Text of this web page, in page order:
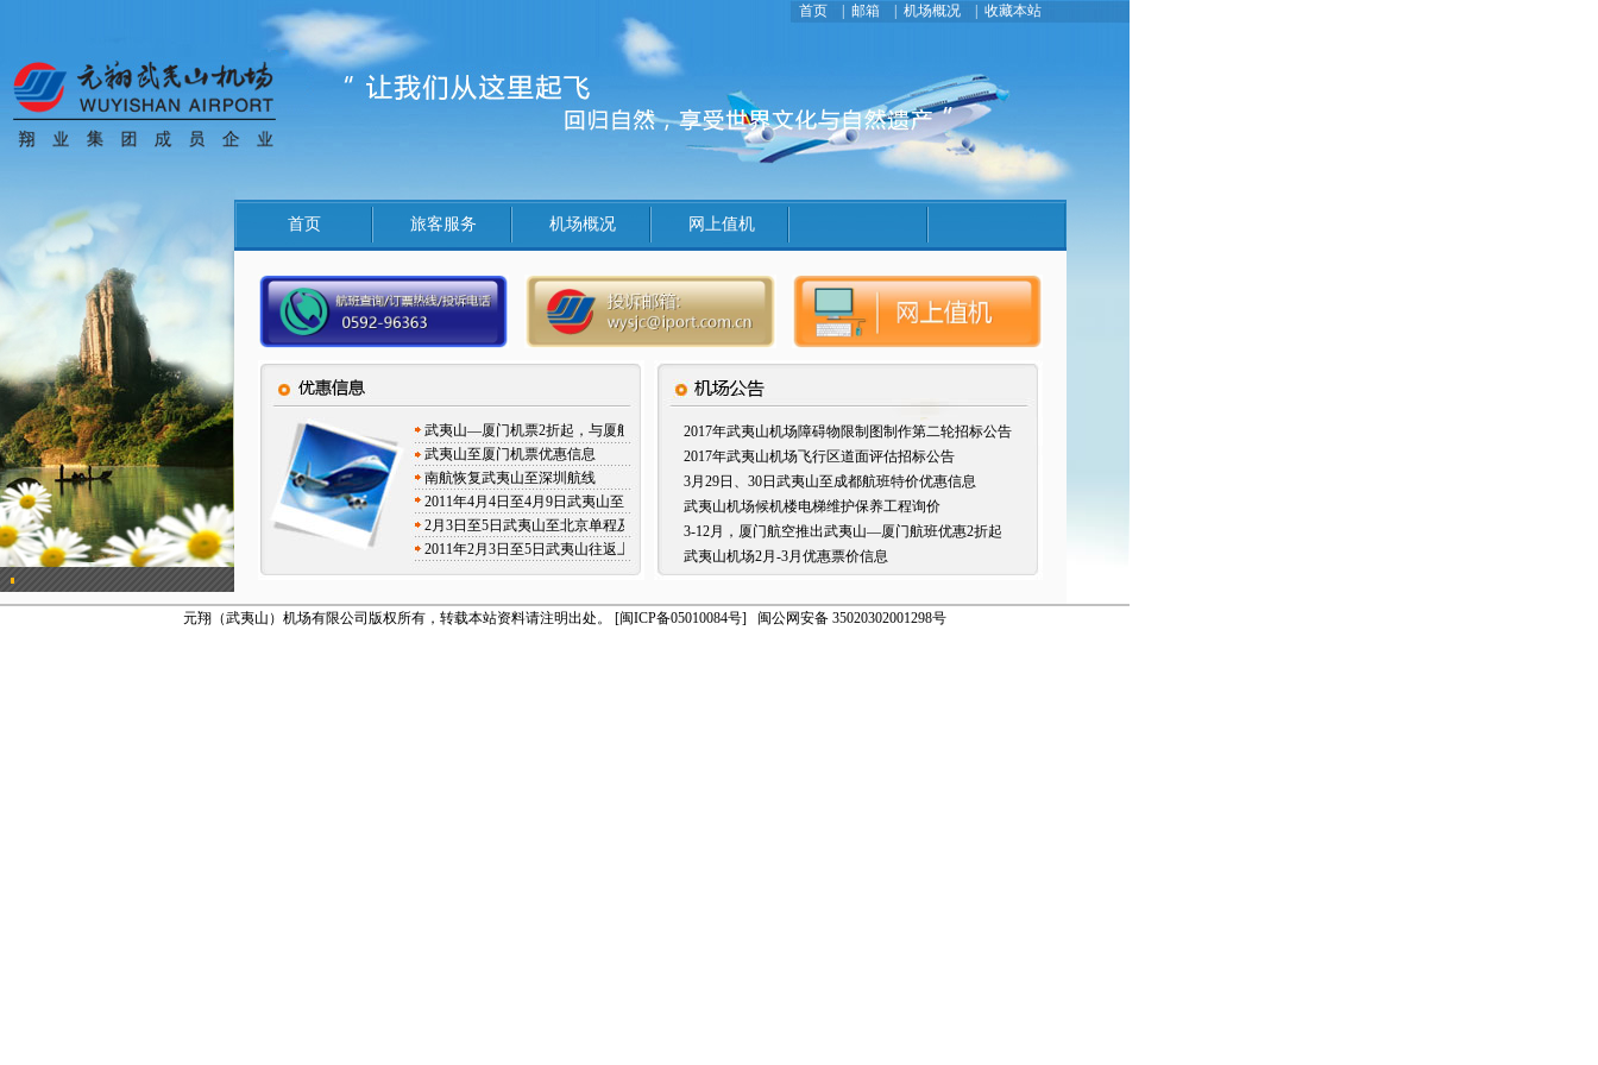
首页 邮箱 机场概况 收藏本站
首页 旅客服务 机场概况 网上值机
武夷山—厦门机票2折起，与厦航相约一起去厦门
武夷山至厦门机票优惠信息
南航恢复武夷山至深圳航线
2011年4月4日至4月9日武夷山至厦门优惠机票信息
2月3日至5日武夷山至北京单程及往返优惠信息
2011年2月3日至5日武夷山往返上海优惠信息
2017年武夷山机场障碍物限制图制作第二轮招标公告
2017年武夷山机场飞行区道面评估招标公告
3月29日、30日武夷山至成都航班特价优惠信息
武夷山机场候机楼电梯维护保养工程询价
3-12月，厦门航空推出武夷山—厦门航班优惠2折起
武夷山机场2月-3月优惠票价信息
元翔（武夷山）机场有限公司版权所有，转载本站资料请注明出处。 [闽ICP备05010084号] 闽公网安备 35020302001298号